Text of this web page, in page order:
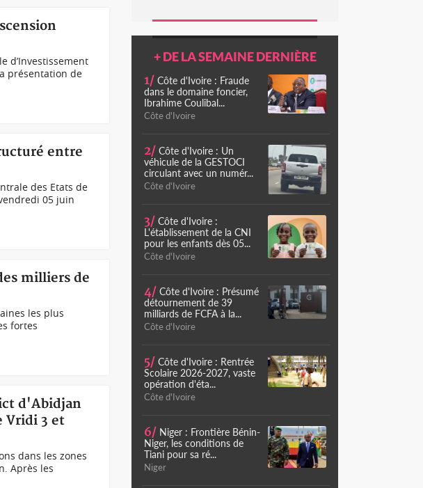
d’Investissement
présentation de
entre
des Etats de
vendredi 05 juin
milliers de
les plus
fortes
d'Abidjan
Vridi 3 et
dans les zones
Après les
+ DE LA SEMAINE DERNIÈRE
1/ Côte d'Ivoire : Fraude
dans le domaine foncier,
Ibrahime Coulibal...
Côte d'Ivoire
2/ Côte d'Ivoire : Un
véhicule de la GESTOCI
circulant avec un numér...
Côte d'Ivoire
3/ Côte d'Ivoire :
L'établissement de la CNI
pour les enfants dès 05...
Côte d'Ivoire
4/ Côte d'Ivoire : Présumé
détournement de 39
milliards de FCFA à la...
Côte d'Ivoire
5/ Côte d'Ivoire : Rentrée
Scolaire 2026-2027, vaste
opération d'éta...
Côte d'Ivoire
6/ Niger : Frontière Bénin-
Niger, les conditions de
Tiani pour sa ré...
Niger